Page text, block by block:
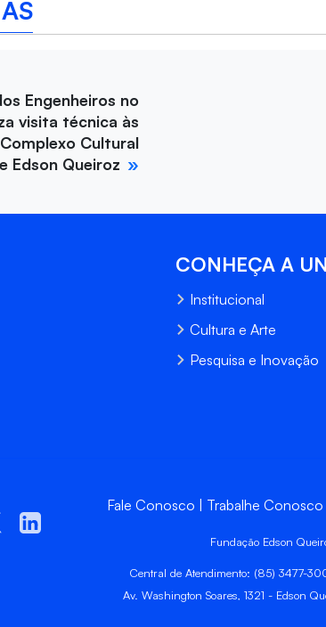
Engenheiros no
visita técnica às
Cultural
Edson Queiroz
CONHEÇA A
Institucional
Cultura e Arte
Pesquisa e Inovação
Fale Conosco Trabalhe Conosco
Fundação Edson
Central de Atendimento: (85) 3477-
Av. Washington Soares, 1321 - Edson